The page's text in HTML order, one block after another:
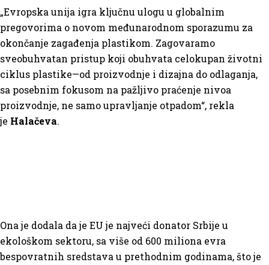
„Evropska unija igra ključnu ulogu u globalnim
pregovorima o novom međunarodnom sporazumu za
okončanje zagađenja plastikom. Zagovaramo
sveobuhvatan pristup koji obuhvata celokupan životni
ciklus plastike—od proizvodnje i dizajna do odlaganja,
sa posebnim fokusom na pažljivo praćenje nivoa
proizvodnje, ne samo upravljanje otpadom“, rekla
je Halačeva.
Ona je dodala da je EU je najveći donator Srbije u
ekološkom sektoru, sa više od 600 miliona evra
bespovratnih sredstava u prethodnim godinama, što je